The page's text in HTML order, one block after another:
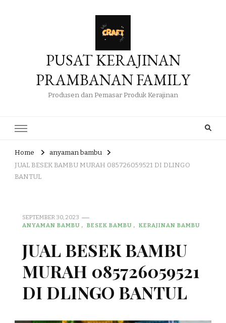
PUSAT KERAJINAN
PRAMBANAN FAMILY
Produsen dan Pemasar Produk Kerajinan
Home
anyaman bambu
JUAL BESEK BAMBU MURAH 085726059521 DI DLINGO
BANTUL
SEPTEMBER 30, 2023
ANYAMAN BAMBU
BESEK BAMBU KERAJINAN BAMBU
JUAL BESEK BAMBU
MURAH 085726059521
DI DLINGO BANTUL